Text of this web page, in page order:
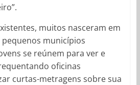
muitos nasceram em
municípios
se reúnem para ver e
oficinas
curtas-metragens sobre sua